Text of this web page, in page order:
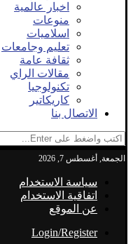
اخبار عالمية
منوعات
اسلاميات
تعليم وجامعات
ثقافة عامة
مقالات الراي
تكنولوجيا
كاريكاتير
الاتصال بنا
الجمعة, أغسطس 7, 2026
سياسة الاستخدام
اتفاقية الاستخدام
عن الموقع
Login/Register